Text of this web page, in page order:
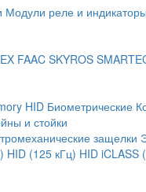
Модули реле и индикаторы
FAAC SKYROS
HID Биометрические
и стойки
защелки
HID (125 кГц) HID iCLASS